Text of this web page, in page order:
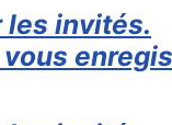
les invités.